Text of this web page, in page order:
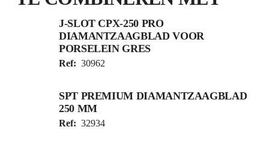
J-SLOT CPX-250 PRO
DIAMANTZAAGBLAD VOOR
PORSELEIN GRES
Ref: 30962
SPT PREMIUM DIAMANTZAAGBLAD
250 MM
Ref: 32934